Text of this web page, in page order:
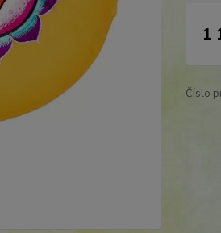
1
Číslo